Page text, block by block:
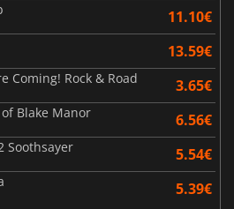
11.10€
13.59€
Coming! Rock & Road 3.65€
Blake Manor 6.56€
Soothsayer 5.54€
5.39€